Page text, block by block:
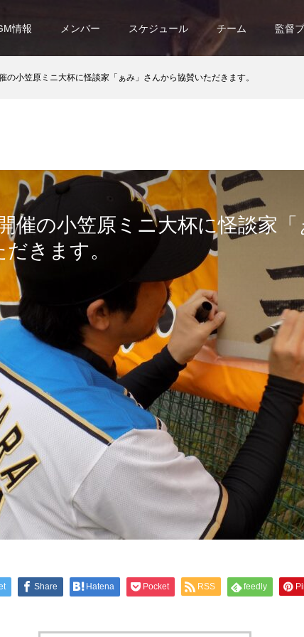
情報 メンバー スケジュール チーム 監督
の小笠原ミニ大杯に怪談家「ぁみ」さんから協賛いただきます。
催の小笠原ミニ大杯に怪談家
きます。
Share Hatena Pocket RSS feedly